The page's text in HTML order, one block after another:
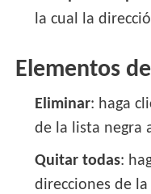
la cual la
Elementos
Eliminar: haga
de la lista negra
Quitar todas:
direcciones de